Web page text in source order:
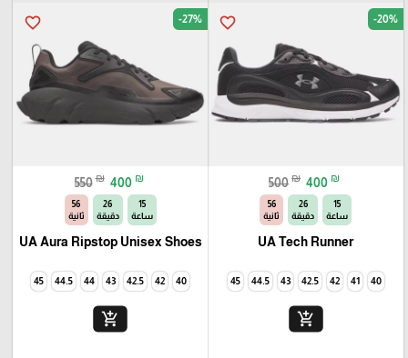
favorite_border -20%
500 ₪ 400 ₪
15
ساعة
26
دقيقة
54
ثانية
UA Tech Runner
40
41
42
42.5
43
44.5
45
add_shopping_cart
favorite_border -27%
550 ₪ 400 ₪
15
ساعة
26
دقيقة
54
ثانية
UA Aura Ripstop Unisex Shoes
40
42
42.5
43
44
44.5
45
add_shopping_cart